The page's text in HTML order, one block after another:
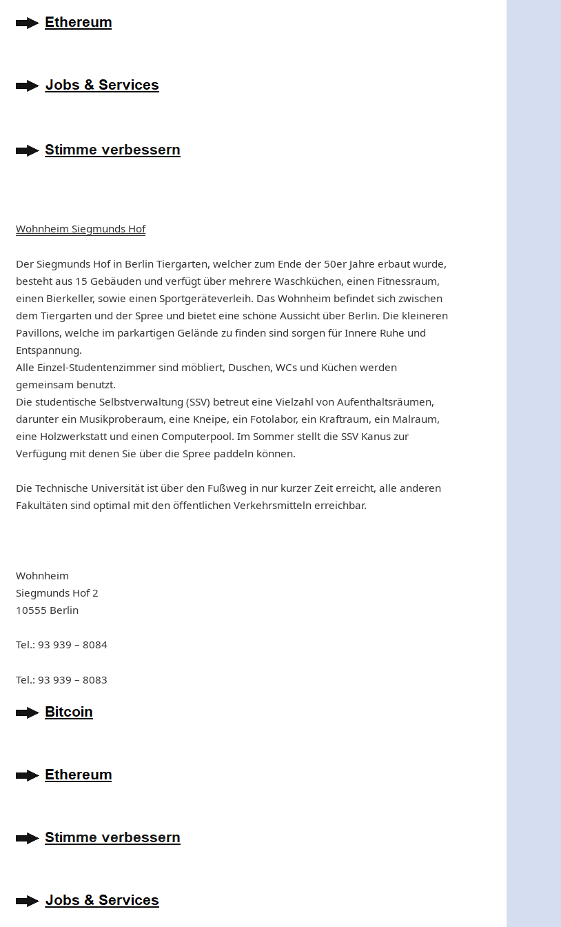
Wohnheim Siegmunds Hof
Der Siegmunds Hof in Berlin Tiergarten, welcher zum Ende der 50er Jahre erbaut wurde,
besteht aus 15 Gebäuden und verfügt über mehrere Waschküchen, einen Fitnessraum,
einen Bierkeller, sowie einen Sportgeräteverleih. Das Wohnheim befindet sich zwischen
dem Tiergarten und der Spree und bietet eine schöne Aussicht über Berlin. Die kleineren
Pavillons, welche im parkartigen Gelände zu finden sind sorgen für Innere Ruhe und
Entspannung.
Alle Einzel-Studentenzimmer sind möbliert, Duschen, WCs und Küchen werden
gemeinsam benutzt.
Die studentische Selbstverwaltung (SSV) betreut eine Vielzahl von Aufenthaltsräumen,
darunter ein Musikproberaum, eine Kneipe, ein Fotolabor, ein Kraftraum, ein Malraum,
eine Holzwerkstatt und einen Computerpool. Im Sommer stellt die SSV Kanus zur
Verfügung mit denen Sie über die Spree paddeln können.
Die Technische Universität ist über den Fußweg in nur kurzer Zeit erreicht, alle anderen
Fakultäten sind optimal mit den öffentlichen Verkehrsmitteln erreichbar.
Wohnheim
Siegmunds Hof 2
10555 Berlin
Tel.: 93 939 – 8084
Tel.: 93 939 – 8083